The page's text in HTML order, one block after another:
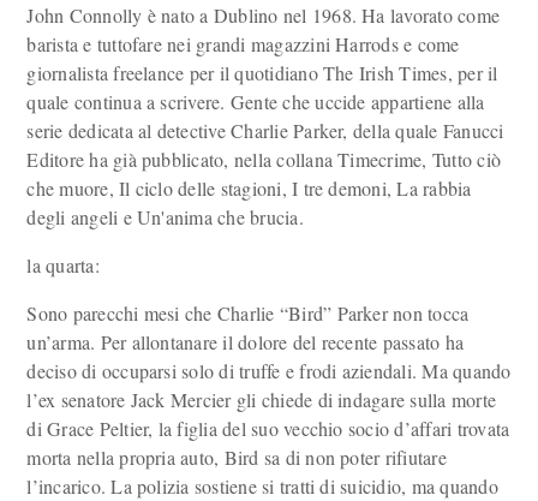
John Connolly è nato a Dublino nel 1968. Ha lavorato come
barista e tuttofare nei grandi magazzini Harrods e come
giornalista freelance per il quotidiano The Irish Times, per il
quale continua a scrivere. Gente che uccide appartiene alla
serie dedicata al detective Charlie Parker, della quale Fanucci
Editore ha già pubblicato, nella collana Timecrime, Tutto ciò
che muore, Il ciclo delle stagioni, I tre demoni, La rabbia
degli angeli e Un'anima che brucia.
la quarta:
Sono parecchi mesi che Charlie “Bird” Parker non tocca
un’arma. Per allontanare il dolore del recente passato ha
deciso di occuparsi solo di truffe e frodi aziendali. Ma quando
l’ex senatore Jack Mercier gli chiede di indagare sulla morte
di Grace Peltier, la figlia del suo vecchio socio d’affari trovata
morta nella propria auto, Bird sa di non poter rifiutare
l’incarico. La polizia sostiene si tratti di suicidio, ma quando